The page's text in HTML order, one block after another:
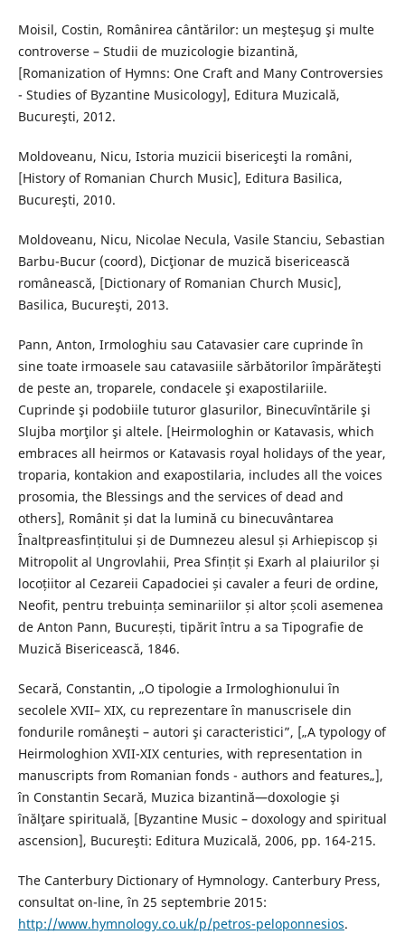
Moisil, Costin, Românirea cântărilor: un meşteşug şi multe
controverse – Studii de muzicologie bizantină,
[Romanization of Hymns: One Craft and Many Controversies
- Studies of Byzantine Musicology], Editura Muzicală,
Bucureşti, 2012.
Moldoveanu, Nicu, Istoria muzicii bisericeşti la români,
[History of Romanian Church Music], Editura Basilica,
Bucureşti, 2010.
Moldoveanu, Nicu, Nicolae Necula, Vasile Stanciu, Sebastian
Barbu-Bucur (coord), Dicţionar de muzică bisericească
românească, [Dictionary of Romanian Church Music],
Basilica, Bucureşti, 2013.
Pann, Anton, Irmologhiu sau Catavasier care cuprinde în
sine toate irmoasele sau catavasiile sărbătorilor împărăteşti
de peste an, troparele, condacele şi exapostilariile.
Cuprinde şi podobiile tuturor glasurilor, Binecuvîntările şi
Slujba morţilor şi altele. [Heirmologhin or Katavasis, which
embraces all heirmos or Katavasis royal holidays of the year,
troparia, kontakion and exapostilaria, includes all the voices
prosomia, the Blessings and the services of dead and
others], Românit și dat la lumină cu binecuvântarea
Înaltpreasfințitului și de Dumnezeu alesul și Arhiepiscop și
Mitropolit al Ungrovlahii, Prea Sfințit și Exarh al plaiurilor și
locoțiitor al Cezareii Capadociei și cavaler a feuri de ordine,
Neofit, pentru trebuința seminariilor și altor școli asemenea
de Anton Pann, București, tipărit întru a sa Tipografie de
Muzică Bisericească, 1846.
Secară, Constantin, „O tipologie a Irmologhionului în
secolele XVII– XIX, cu reprezentare în manuscrisele din
fondurile româneşti – autori şi caracteristici”, [„A typology of
Heirmologhion XVII-XIX centuries, with representation in
manuscripts from Romanian fonds - authors and features„],
în Constantin Secară, Muzica bizantină—doxologie şi
înălţare spirituală, [Byzantine Music – doxology and spiritual
ascension], Bucureşti: Editura Muzicală, 2006, pp. 164-215.
The Canterbury Dictionary of Hymnology. Canterbury Press,
consultat on-line, în 25 septembrie 2015:
http://www.hymnology.co.uk/p/petros-peloponnesios.